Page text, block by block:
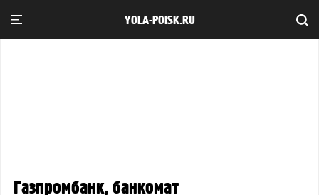
YOLA-POISK.RU
Газпромбанк, банкомат